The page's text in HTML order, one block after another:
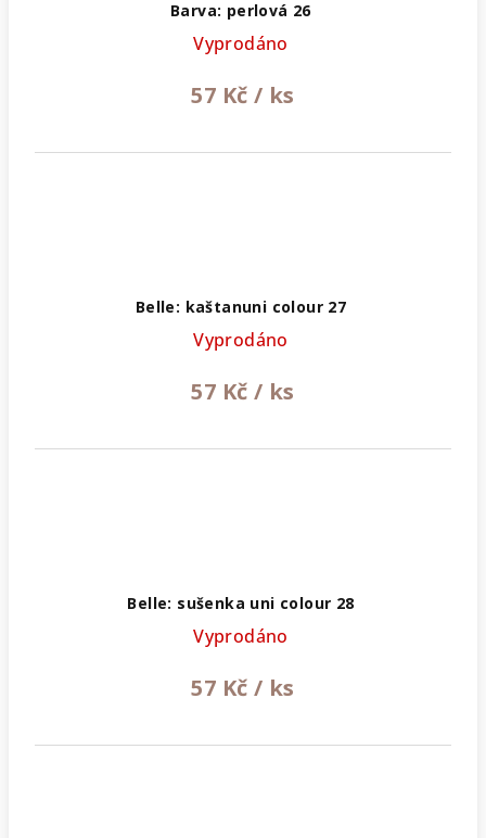
Barva: perlová 26
Vyprodáno
57 Kč / ks
Belle: kaštanuni colour 27
Vyprodáno
57 Kč / ks
Belle: sušenka uni colour 28
Vyprodáno
57 Kč / ks